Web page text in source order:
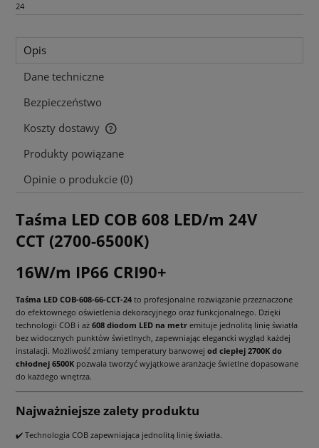
24
Opis
Dane techniczne
Bezpieczeństwo
Koszty dostawy
Cena nie zawiera ewentualnych kosztów płatności
Produkty powiązane
Opinie o produkcie (0)
Taśma LED COB 608 LED/m 24V
CCT (2700-6500K)
16W/m IP66 CRI90+
Taśma LED COB-608-66-CCT-24 to profesjonalne rozwiązanie przeznaczone
do efektownego oświetlenia dekoracyjnego oraz funkcjonalnego. Dzięki
technologii COB i aż 608 diodom LED na metr emituje jednolitą linię światła
bez widocznych punktów świetlnych, zapewniając elegancki wygląd każdej
instalacji. Możliwość zmiany temperatury barwowej od ciepłej 2700K do
chłodnej 6500K pozwala tworzyć wyjątkowe aranżacje świetlne dopasowane
do każdego wnętrza.
Najważniejsze zalety produktu
✔️ Technologia COB zapewniająca jednolitą linię światła.